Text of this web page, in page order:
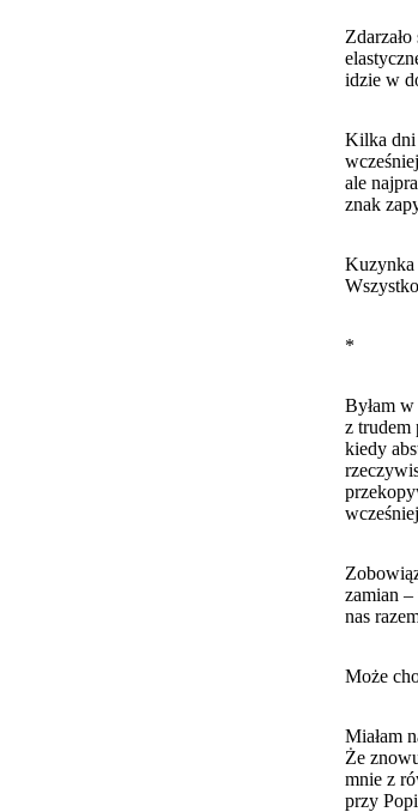
idzie w
Kilka dni
ale
znak
Kuzynka
*
Byłam
z trudem
kiedy
zamian
nas
Może
Miałam
Że
mnie z
przy